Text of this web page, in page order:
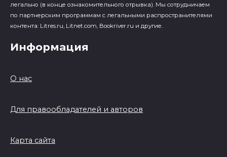
легально (в конце ознакомительного отрывка). Мы сотрудничаем
по партнерским программам с легальными распространителями
контента: Litres.ru, Litnet.com, Bookriver.ru и другие.
Информация
О нас
Для правообладателей и авторов
Карта сайта